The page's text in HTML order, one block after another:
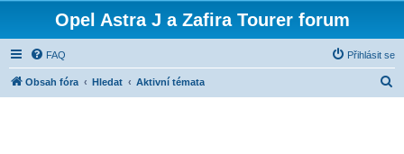
Opel Astra J a Zafira Tourer forum
FAQ Přihlásit se
Obsah fóra Hledat Aktivní témata